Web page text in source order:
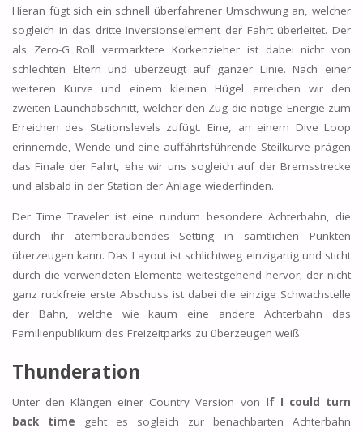
Hieran fügt sich ein schnell überfahrener Umschwung an, welcher
sogleich in das dritte Inversionselement der Fahrt überleitet. Der
als Zero-G Roll vermarktete Korkenzieher ist dabei nicht von
schlechten Eltern und überzeugt auf ganzer Linie. Nach einer
weiteren Kurve und einem kleinen Hügel erreichen wir den
zweiten Launchabschnitt, welcher den Zug die nötige Energie zum
Erreichen des Stationslevels zufügt. Eine, an einem Dive Loop
erinnernde, Wende und eine auffährtsführende Steilkurve prägen
das Finale der Fahrt, ehe wir uns sogleich auf der Bremsstrecke
und alsbald in der Station der Anlage wiederfinden.
Der Time Traveler ist eine rundum besondere Achterbahn, die
durch ihr atemberaubendes Setting in sämtlichen Punkten
überzeugen kann. Das Layout ist schlichtweg einzigartig und sticht
durch die verwendeten Elemente weitestgehend hervor; der nicht
ganz ruckfreie erste Abschuss ist dabei die einzige Schwachstelle
der Bahn, welche wie kaum eine andere Achterbahn das
Familienpublikum des Freizeitparks zu überzeugen weiß.
Thunderation
Unter den Klängen einer Country Version von If I could turn
back time geht es sogleich zur benachbarten Achterbahn